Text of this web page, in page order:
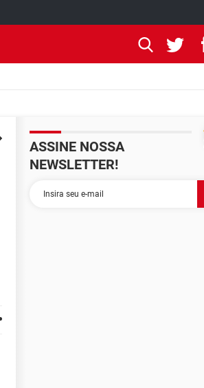
ASSINE NOSSA
NEWSLETTER!